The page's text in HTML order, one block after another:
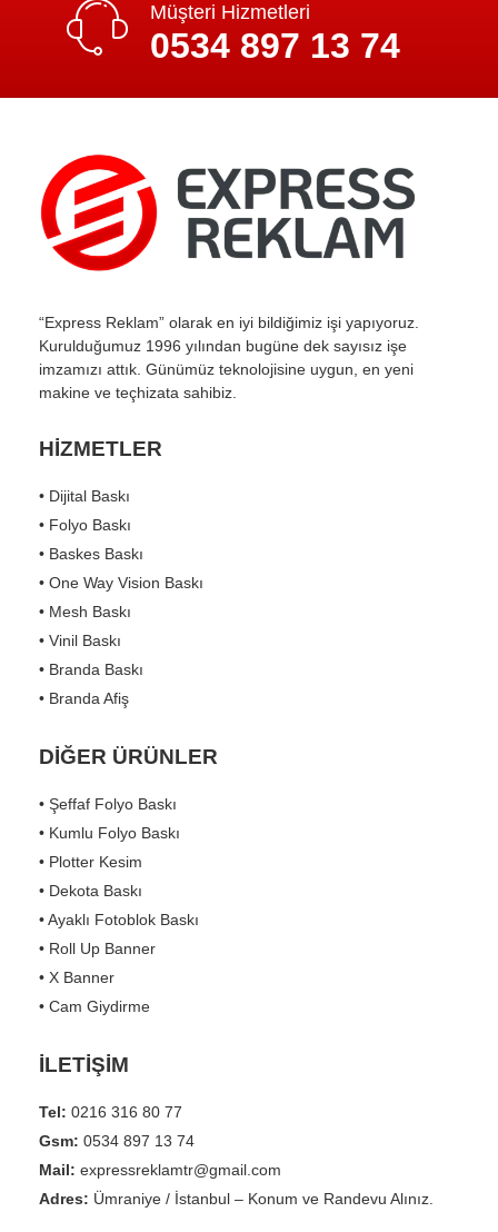
Müşteri Hizmetleri
0534 897 13 74
“Express Reklam” olarak en iyi bildiğimiz işi yapıyoruz.
Kurulduğumuz 1996 yılından bugüne dek sayısız işe
imzamızı attık. Günümüz teknolojisine uygun, en yeni
makine ve teçhizata sahibiz.
HİZMETLER
• Dijital Baskı
• Folyo Baskı
• Baskes Baskı
• One Way Vision Baskı
• Mesh Baskı
• Vinil Baskı
• Branda Baskı
• Branda Afiş
DİĞER ÜRÜNLER
• Şeffaf Folyo Baskı
• Kumlu Folyo Baskı
• Plotter Kesim
• Dekota Baskı
• Ayaklı Fotoblok Baskı
• Roll Up Banner
• X Banner
• Cam Giydirme
İLETİŞİM
Tel: 0216 316 80 77
Gsm: 0534 897 13 74
Mail: expressreklamtr@gmail.com
Adres: Ümraniye / İstanbul – Konum ve Randevu Alınız.